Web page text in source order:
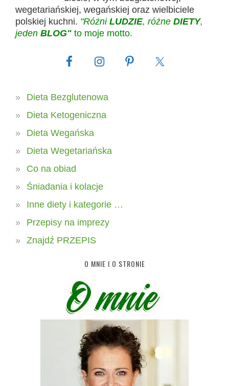
wegetariańskiej, wegańskiej oraz wielbiciele
polskiej kuchni. "Różni LUDZIE, różne DIETY,
jeden BLOG" to moje motto.
Dieta Bezglutenowa
Dieta Ketogeniczna
Dieta Wegańska
Dieta Wegetariańska
Co na obiad
Śniadania i kolacje
Inne diety i kategorie …
Przepisy na imprezy
Znajdź PRZEPIS
O MNIE I O STRONIE